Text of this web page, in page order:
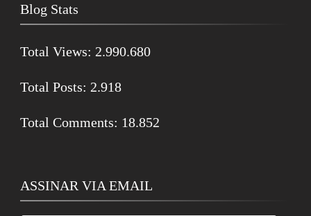
Blog Stats
Total Views: 2.990.680
Total Posts: 2.918
Total Comments: 18.852
ASSINAR VIA EMAIL